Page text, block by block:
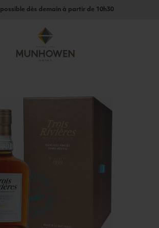
possible dès demain à partir de 10h30